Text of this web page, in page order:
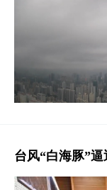
台风“白海豚”